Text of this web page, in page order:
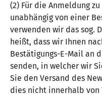
(2) Für die Anmeldung
unabhängig von einer
verwenden wir das sog.
heißt, dass wir Ihnen
Bestätigungs-E-Mail an
senden, in welcher wir
Sie den Versand des
dies nicht innerhalb von